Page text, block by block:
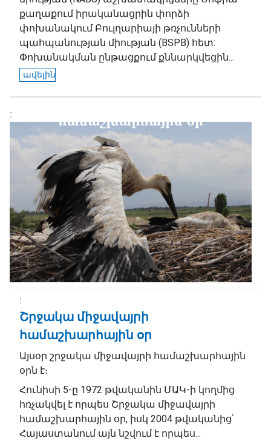
քաղաքում իրականացրին փորձի
փոխանակում Բուլղարիայի թռչունների
պահպանության միության (BSPB) հետ:
Փոխանակման ընթացքում քննարկվեցին...
ավելին
Շրջակա միջավայրի
համաշխարհային օր
Այսօր շրջակա միջավայրի համաշխարհային
օրն է։
Հունիսի 5-ը 1972 թվականին ՄԱԿ-ի կողմից
հռչակվել է որպես Շրջակա միջավայրի
համաշխարհային օր, իսկ 2004 թվականից՝
Հայաստանում այն նշվում է որպես...